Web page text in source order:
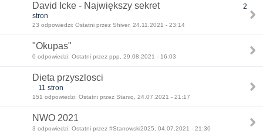
David Icke - Największy sekret
2
stron
23 odpowiedzi: Ostatni przez Shiver, 24.11.2021 - 23:14
"Okupas"
0 odpowiedzi: Ostatni przez ppp, 29.08.2021 - 16:03
Dieta przyszlosci
11 stron
151 odpowiedzi: Ostatni przez Staniq, 24.07.2021 - 21:17
NWO 2021
3 odpowiedzi: Ostatni przez #Stanowski2025, 04.07.2021 - 21:30